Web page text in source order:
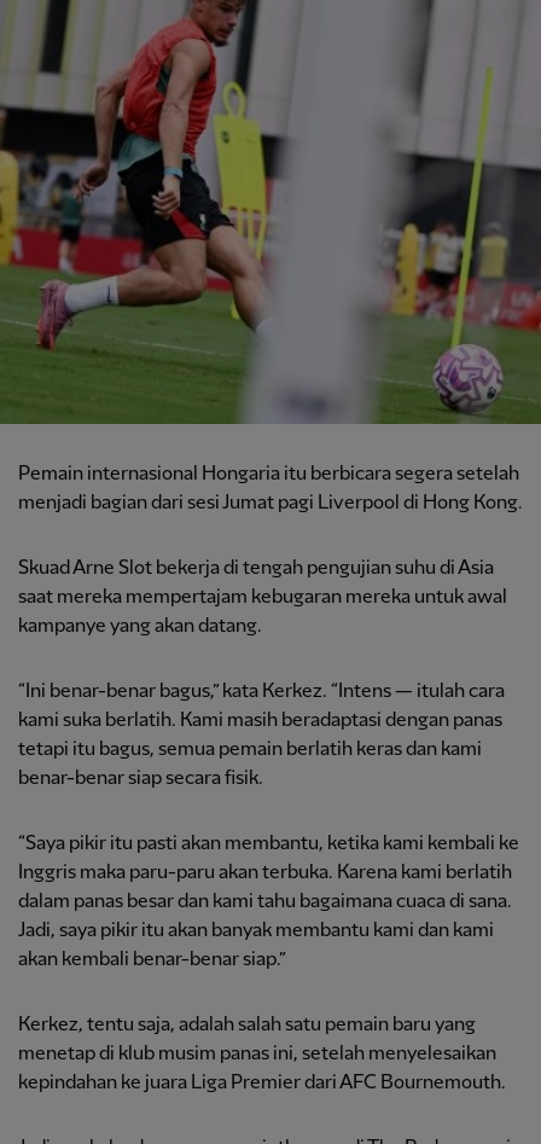
Pemain internasional Hongaria itu berbicara segera setelah
menjadi bagian dari sesi Jumat pagi Liverpool di Hong Kong.
Skuad Arne Slot bekerja di tengah pengujian suhu di Asia
saat mereka mempertajam kebugaran mereka untuk awal
kampanye yang akan datang.
“Ini benar-benar bagus,” kata Kerkez. “Intens — itulah cara
kami suka berlatih. Kami masih beradaptasi dengan panas
tetapi itu bagus, semua pemain berlatih keras dan kami
benar-benar siap secara fisik.
“Saya pikir itu pasti akan membantu, ketika kami kembali ke
Inggris maka paru-paru akan terbuka. Karena kami berlatih
dalam panas besar dan kami tahu bagaimana cuaca di sana.
Jadi, saya pikir itu akan banyak membantu kami dan kami
akan kembali benar-benar siap.”
Kerkez, tentu saja, adalah salah satu pemain baru yang
menetap di klub musim panas ini, setelah menyelesaikan
kepindahan ke juara Liga Premier dari AFC Bournemouth.